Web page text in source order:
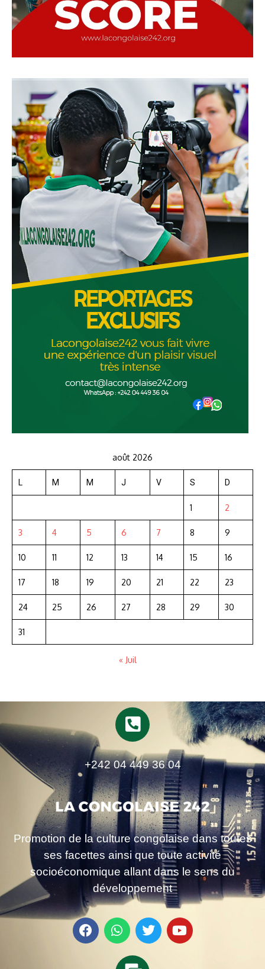
août 2026
L M M J V S D
1 2
3 4 5 6 7 8 9
10 11 12 13 14 15 16
17 18 19 20 21 22 23
24 25 26 27 28 29 30
31
« Juil
+242 04 449 36 04
Promotion de la culture congolaise dans toutes
ses facettes ainsi que toute activité
socioéconomique allant dans le sens du
développement